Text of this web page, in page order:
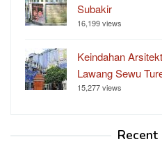
Subakir
16,199 views
Keindahan
Lawang Sewu
15,277 views
Recent